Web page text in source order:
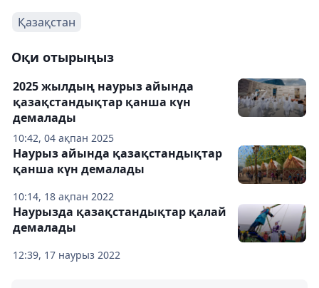
Қазақстан
Оқи отырыңыз
10:42, 04 ақпан 2025
2025 жылдың наурыз айында
қазақстандықтар қанша күн
демалады
10:14, 18 ақпан 2022
Наурыз айында қазақстандықтар
қанша күн демалады
12:39, 17 наурыз 2022
Наурызда қазақстандықтар қалай
демалады